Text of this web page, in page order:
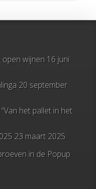
open wijnen 16 juni
20 september
het pallet in het
23 maart 2025
in de Popup